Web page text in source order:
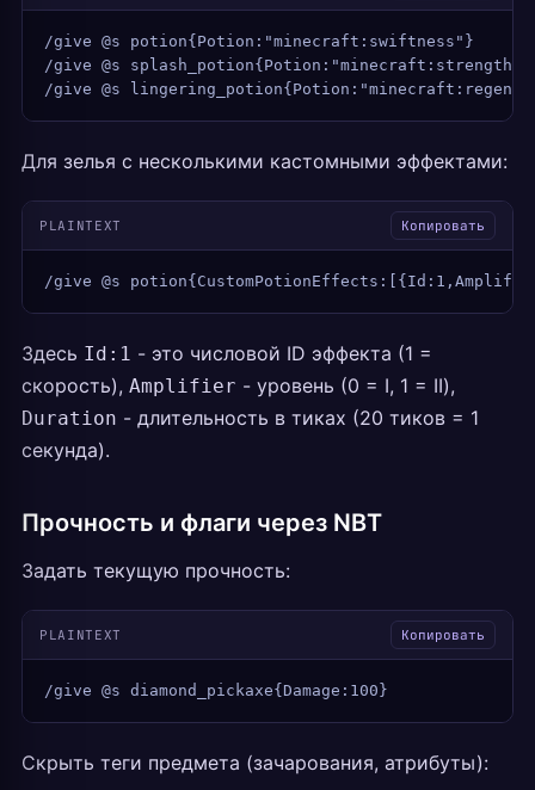
/give @s potion{Potion:"minecraft:swiftness"}
/give @s splash_potion{Potion:"minecraft:strength"}
/give @s
Для зелья с несколькими кастомными эффектами:
PLAINTEXT Копировать
/give @s
Здесь Id:1 - это числовой ID эффекта (1 =
скорость), Amplifier - уровень (0 = I, 1 = II),
Duration - длительность в тиках (20 тиков = 1
секунда).
Прочность и флаги через NBT
Задать текущую прочность:
PLAINTEXT Копировать
/give @s diamond_pickaxe{Damage:100}
Скрыть теги предмета (зачарования, атрибуты):